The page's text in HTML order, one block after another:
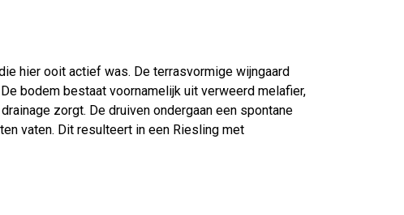
hier ooit actief was. De terrasvormige wijngaard
bodem bestaat voornamelijk uit verweerd melafier,
zorgt. De druiven ondergaan een spontane
vaten. Dit resulteert in een Riesling met